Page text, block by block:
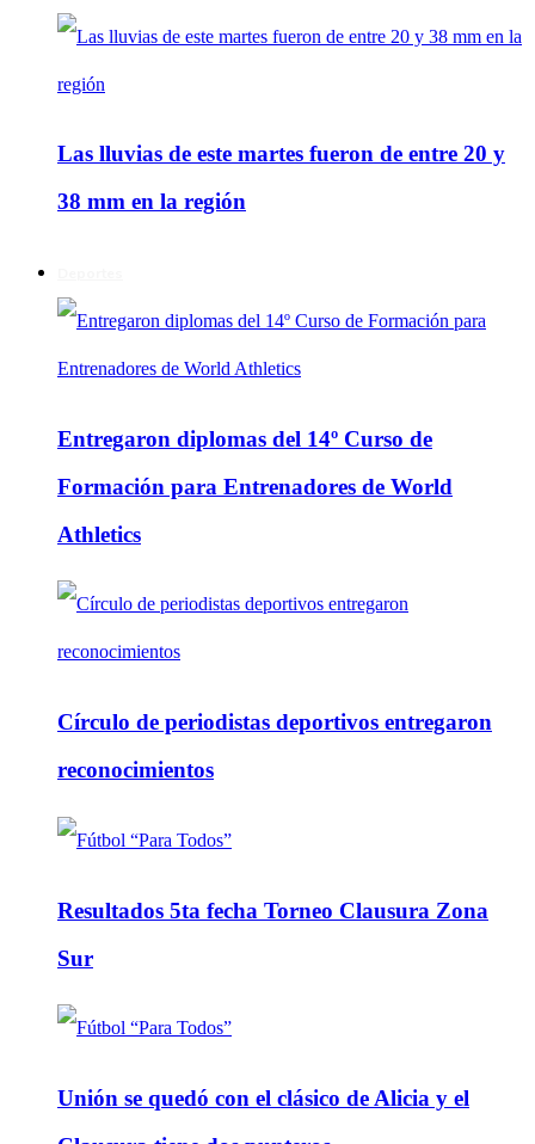
Las lluvias de este martes fueron de entre 20 y
38 mm en la región
Entregaron diplomas del 14º Curso de
Formación para Entrenadores de World
Athletics
Círculo de periodistas deportivos entregaron
reconocimientos
Resultados 5ta fecha Torneo Clausura Zona
Sur
Unión se quedó con el clásico de Alicia y el